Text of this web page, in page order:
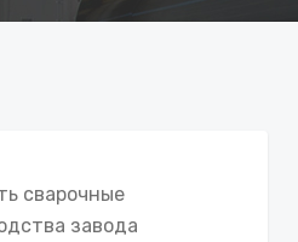
сварочные
завода